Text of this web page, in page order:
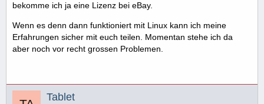
bekomme ich ja eine Lizenz bei eBay.
Wenn es denn dann funktioniert mit Linux kann ich meine
Erfahrungen sicher mit euch teilen. Momentan stehe ich da
aber noch vor recht grossen Problemen.
Tablet